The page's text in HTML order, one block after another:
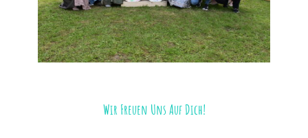
Wir Freuen Uns Auf Dich!